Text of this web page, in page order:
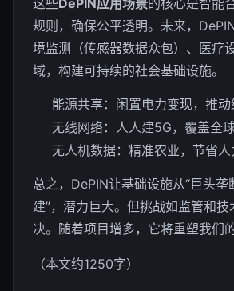
这些DePIN应用场景的核心是智能
规则，确保公平透明。未来，
境监测（传感器数据众包）、医疗
域，构建可持续的社会基础设施。
能源共享：闲置电力变现，推动
无线网络：人人建5G，覆盖全球
无人机数据：精准农业，节省人
总之，DePIN让基础设施从“巨头垄
建”，潜力巨大。但挑战如监管和
决。随着项目增多，它将重塑我们
（本文约1250字）